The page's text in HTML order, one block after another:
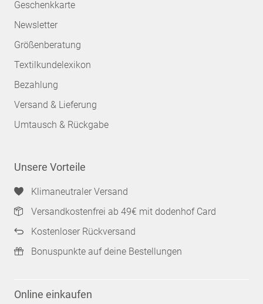
Geschenkkarte
Newsletter
Größenberatung
Textilkundelexikon
Bezahlung
Versand & Lieferung
Umtausch & Rückgabe
Unsere Vorteile
Klimaneutraler Versand
Versandkostenfrei ab 49€ mit dodenhof Card
Kostenloser Rückversand
Bonuspunkte auf deine Bestellungen
Online einkaufen